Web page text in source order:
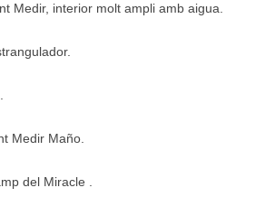
Medir, interior molt ampli amb aigua.
Medir Maño.
del Miracle .